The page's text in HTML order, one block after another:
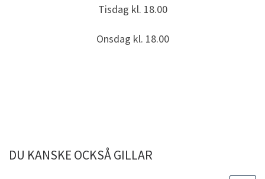
Tisdag kl. 18.00
Onsdag kl. 18.00
DU KANSKE OCKSÅ GILLAR